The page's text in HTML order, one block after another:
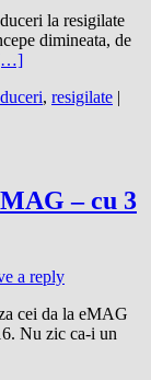
la resigilate
dimineata, de
, resigilate |
– cu 3
a reply
cei da la eMAG
Nu zic ca-i un